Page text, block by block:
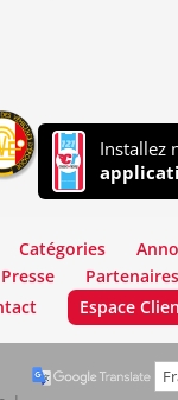
Installez
Catégories
Partenaires
Espace